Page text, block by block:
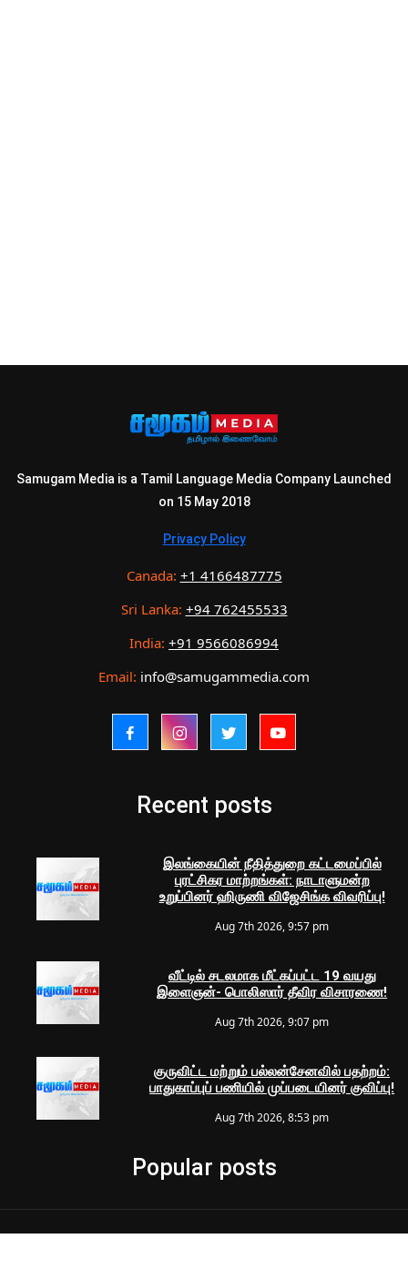
Samugam Media is a Tamil Language Media Company Launched
on 15 May 2018
Privacy Policy
Canada: +1 4166487775
Sri Lanka: +94 762455533
India: +91 9566086994
Email: info@samugammedia.com
Recent posts
இலங்கையின் நீதித்துறை கட்டமைப்பில்
புரட்சிகர மாற்றங்கள்: நாடாளுமன்ற
உறுப்பினர் ஹிருணி விஜேசிங்க விவரிப்பு!
Aug 7th 2026, 9:57 pm
வீட்டில் சடலமாக மீட்கப்பட்ட 19 வயது
இளைஞன்- பொலிஸார் தீவிர விசாரணை!
Aug 7th 2026, 9:07 pm
குருவிட்ட மற்றும் பல்லன்சேனவில் பதற்றம்:
பாதுகாப்புப் பணியில் முப்படையினர் குவிப்பு!
Aug 7th 2026, 8:53 pm
Popular posts